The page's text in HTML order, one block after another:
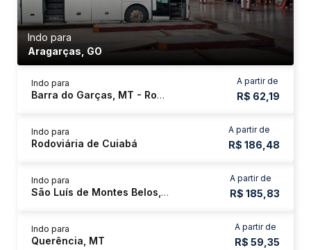
Indo para
Aragarças, GO
A partir de
R$ 62,19
Indo para
Barra do Garças, MT - Rodoviária
A partir de
R$ 186,48
Indo para
Rodoviária de Cuiabá
A partir de
R$ 185,83
Indo para
São Luís de Montes Belos, GO
A partir de
R$ 59,35
Indo para
Querência, MT